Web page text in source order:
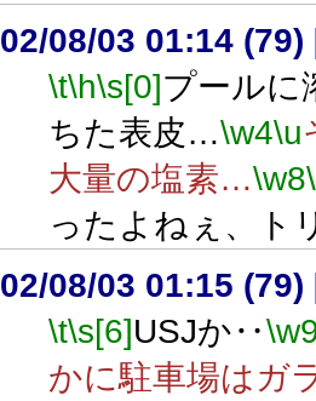
02/08/03 01:14 (79)
\t\h\s[0]プールに
ちた表皮…\w4\u
大量の塩素…\w8
ったよねぇ、ト
02/08/03 01:15 (79)
\t\s[6]USJか‥
かに駐車場はガ